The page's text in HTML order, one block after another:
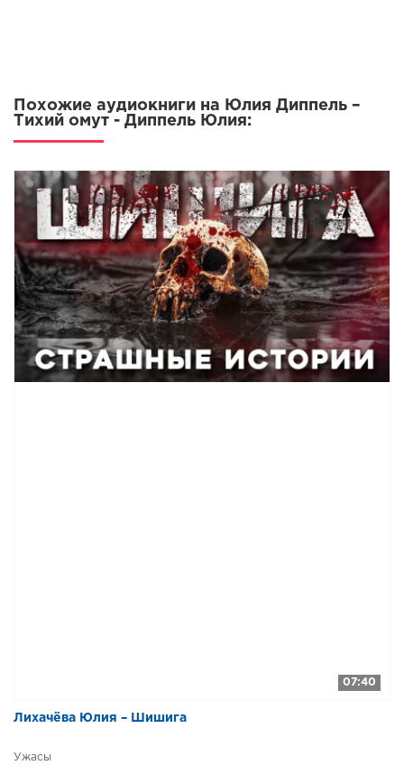
Похожие аудиокниги на Юлия Диппель –
Тихий омут - Диппель Юлия:
07:40
Лихачёва Юлия – Шишига
Ужасы